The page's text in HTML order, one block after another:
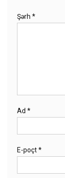
Şərh *
Ad *
E-poçt*